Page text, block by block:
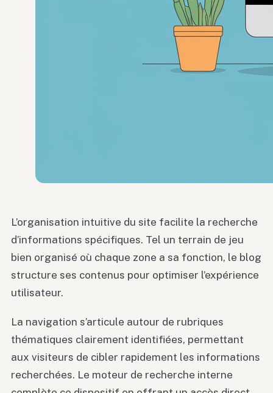
L’organisation intuitive du site facilite la recherche
d’informations spécifiques. Tel un terrain de jeu
bien organisé où chaque zone a sa fonction, le blog
structure ses contenus pour optimiser l’expérience
utilisateur.
La navigation s’articule autour de rubriques
thématiques clairement identifiées, permettant
aux visiteurs de cibler rapidement les informations
recherchées. Le moteur de recherche interne